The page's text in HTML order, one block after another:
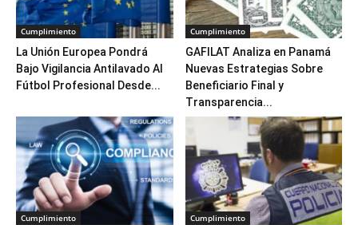
Cumplimiento
La Unión Europea Pondrá
Bajo Vigilancia Antilavado Al
Fútbol Profesional Desde...
Cumplimiento
GAFILAT Analiza en Panamá
Nuevas Estrategias Sobre
Beneficiario Final y
Transparencia...
Cumplimiento Cumplimiento